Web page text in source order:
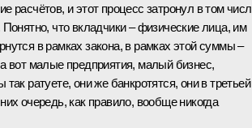
расчётов, и этот процесс затронул в том
Понятно, что вкладчики – физические лица, им
в рамках закона, в рамках этой суммы –
вот малые предприятия, малый бизнес,
так ратуете, они же банкротятся, они в третьей
очередь, как правило, вообще никогда